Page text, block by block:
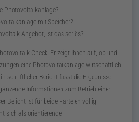
Photovoltaikanlage?
mit Speicher?
Angebot, ist das seriös?
Check. Er zeigt Ihnen auf, ob und
eine Photovoltaikanlage wirtschaftlich
schriftlicher Bericht fasst die Ergebnisse
Informationen zum Betrieb einer
Bericht ist für beide Parteien völlig
sich als orientierende